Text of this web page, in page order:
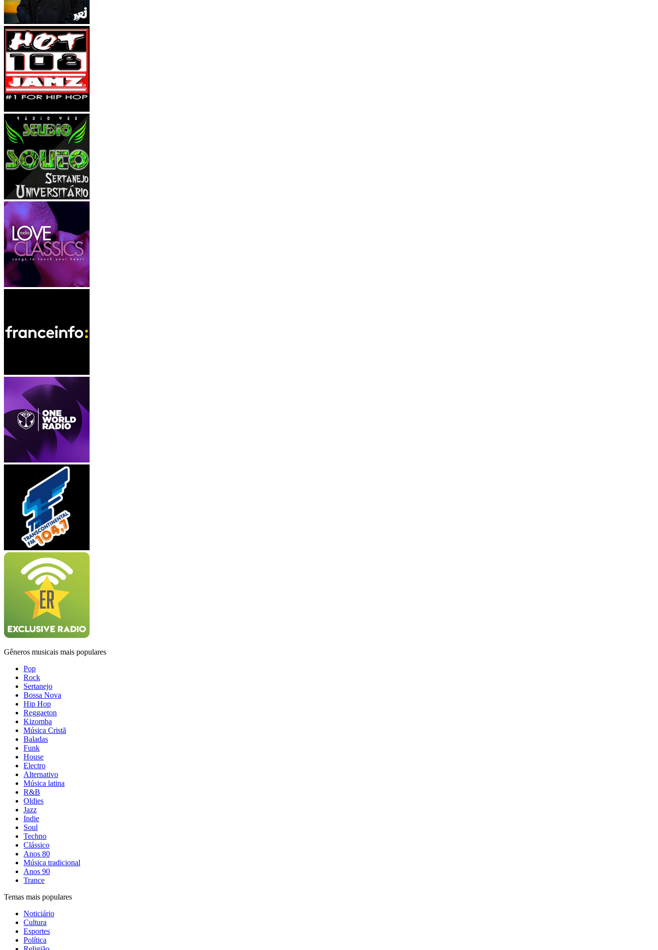
Gêneros musicais mais populares
Pop
Rock
Sertanejo
Bossa Nova
Hip Hop
Reggaeton
Kizomba
Música Cristã
Baladas
Funk
House
Electro
Alternativo
Música latina
R&B
Oldies
Jazz
Indie
Soul
Techno
Clássico
Anos 80
Música tradicional
Anos 90
Trance
Temas mais populares
Noticiário
Cultura
Esportes
Política